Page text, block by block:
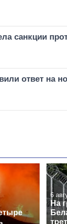
санкции
ответ на
6
На